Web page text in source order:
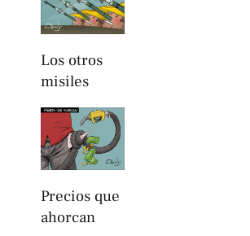
Los otros
misiles
Precios que
ahorcan